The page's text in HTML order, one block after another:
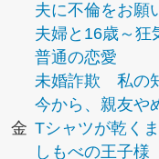
夫に不倫をお願
夫婦と16歳～狂
普通の恋愛
未婚詐欺 私の
今から、親友や
金 Tシャツが乾く
しもべの王子様